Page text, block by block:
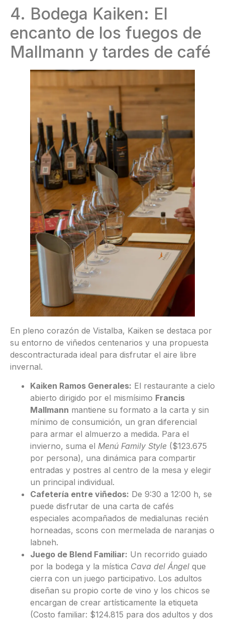
4. Bodega Kaiken: El
encanto de los fuegos de
Mallmann y tardes de café
En pleno corazón de Vistalba, Kaiken se destaca por
su entorno de viñedos centenarios y una propuesta
descontracturada ideal para disfrutar el aire libre
invernal.
Kaiken Ramos Generales: El restaurante a cielo
abierto dirigido por el mismísimo Francis
Mallmann mantiene su formato a la carta y sin
mínimo de consumición, un gran diferencial
para armar el almuerzo a medida. Para el
invierno, suma el Menú Family Style ($123.675
por persona), una dinámica para compartir
entradas y postres al centro de la mesa y elegir
un principal individual.
Cafetería entre viñedos: De 9:30 a 12:00 h, se
puede disfrutar de una carta de cafés
especiales acompañados de medialunas recién
horneadas, scons con mermelada de naranjas o
labneh.
Juego de Blend Familiar: Un recorrido guiado
por la bodega y la mística Cava del Ángel que
cierra con un juego participativo. Los adultos
diseñan su propio corte de vino y los chicos se
encargan de crear artísticamente la etiqueta
(Costo familiar: $124.815 para dos adultos y dos